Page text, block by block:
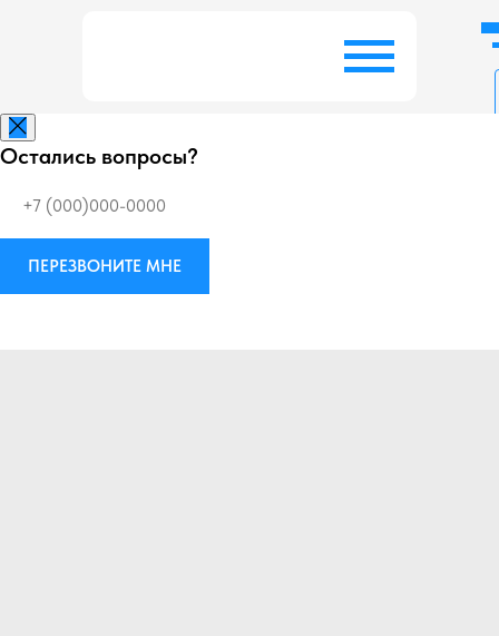
Остались вопросы?
ПЕРЕЗВОНИТЕ МНЕ